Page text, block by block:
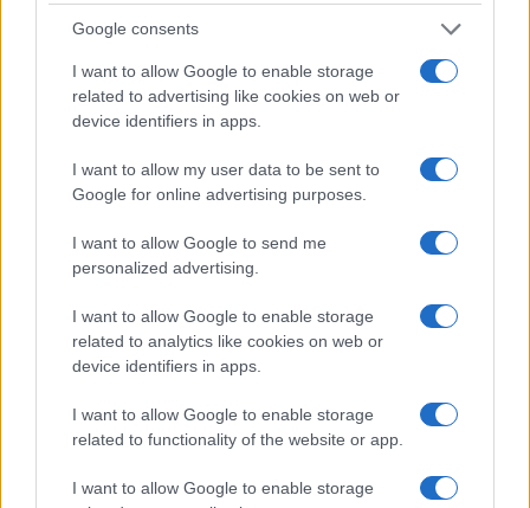
Google consents
I want to allow Google to enable storage
related to advertising like cookies on web or
device identifiers in apps.
I want to allow my user data to be sent to
Google for online advertising purposes.
I want to allow Google to send me
personalized advertising.
I want to allow Google to enable storage
related to analytics like cookies on web or
device identifiers in apps.
I want to allow Google to enable storage
related to functionality of the website or app.
I want to allow Google to enable storage
centristi che votano l’Asinello.
Gli operai contro la sinistra
insoddisfazione alla Bidenomics. E sembrano
guardare a chi difende i loro interessi senza
cedere alla retorica green.Donald Trumpha
costruito la vittoria del 2016 grazie al consenso
dei metalmeccanici del Midwest, tradizionalmente
schierati a sinistra. Non è un caso che i distretti
industriali delle roccaforti blu stiano passando al
repubblicano in grado di strappare Winsconsin,
dei dem, che primeggiavano nella regione dei